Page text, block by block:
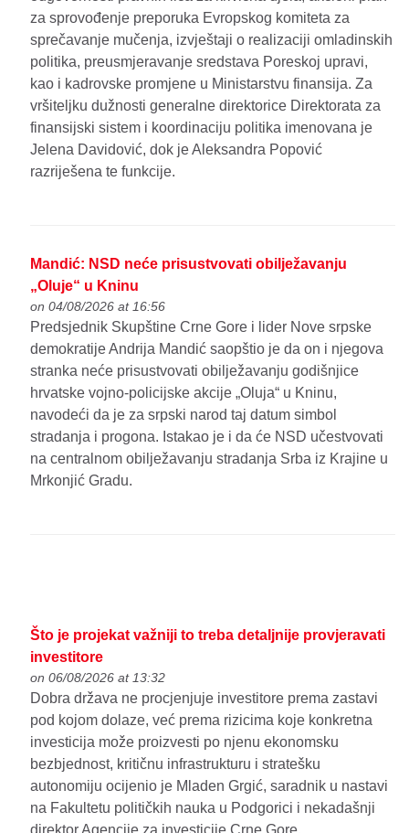
za sprovođenje preporuka Evropskog komiteta za
sprečavanje mučenja, izvještaji o realizaciji omladinskih
politika, preusmjeravanje sredstava Poreskoj upravi,
kao i kadrovske promjene u Ministarstvu finansija. Za
vršiteljku dužnosti generalne direktorice Direktorata za
finansijski sistem i koordinaciju politika imenovana je
Jelena Davidović, dok je Aleksandra Popović
razriješena te funkcije.
Mandić: NSD neće prisustvovati obilježavanju
„Oluje“ u Kninu
on 04/08/2026 at 16:56
Predsjednik Skupštine Crne Gore i lider Nove srpske
demokratije Andrija Mandić saopštio je da on i njegova
stranka neće prisustvovati obilježavanju godišnjice
hrvatske vojno-policijske akcije „Oluja“ u Kninu,
navodeći da je za srpski narod taj datum simbol
stradanja i progona. Istakao je i da će NSD učestvovati
na centralnom obilježavanju stradanja Srba iz Krajine u
Mrkonjić Gradu.
Što je projekat važniji to treba detaljnije provjeravati
investitore
on 06/08/2026 at 13:32
Dobra država ne procjenjuje investitore prema zastavi
pod kojom dolaze, već prema rizicima koje konkretna
investicija može proizvesti po njenu ekonomsku
bezbjednost, kritičnu infrastrukturu i stratešku
autonomiju ocijenio je Mladen Grgić, saradnik u nastavi
na Fakultetu političkih nauka u Podgorici i nekadašnji
direktor Agencije za investicije Crne Gore.